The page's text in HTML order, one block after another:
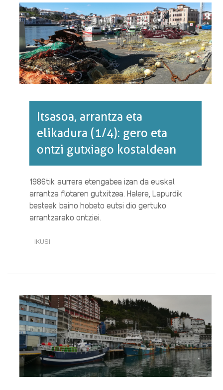
ERREGAIEN
MERKETZE
JOERA
MANTENDU
DA·RI
BURUZ
Itsasoa, arrantza eta
elikadura (1/4): gero eta
ontzi gutxiago kostaldean
1986tik aurrera etengabea izan da euskal
arrantza flotaren gutxitzea. Halere, Lapurdik
besteek baino hobeto eutsi dio gertuko
arrantzarako ontziei.
IKUSI
ELIKADURA
ETA
ONTZI
GUTXIAGO
KOSTALDEAN·RI
BURUZ